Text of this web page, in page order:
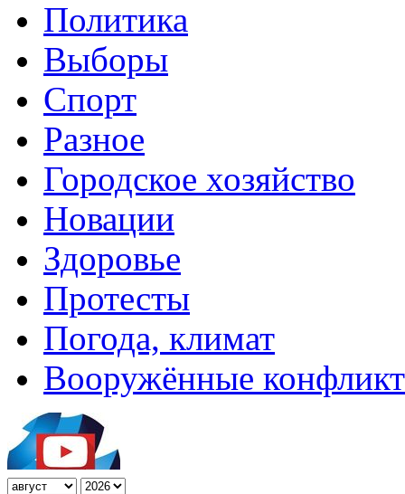
Политика
Выборы
Спорт
Разное
Городское хозяйство
Новации
Здоровье
Протесты
Погода, климат
Вооружённые